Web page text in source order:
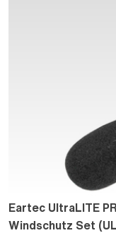
Eartec UltraLITE
Windschutz Set